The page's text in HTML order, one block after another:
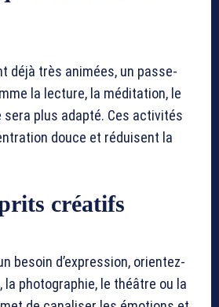
déjà très animées, un passe-
la lecture, la méditation, le
sera plus adapté. Ces activités
douce et réduisent la
créatifs
besoin d’expression, orientez-
la photographie, le théâtre ou la